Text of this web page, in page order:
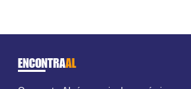
ENCONTRAAL